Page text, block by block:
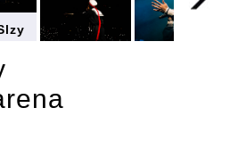
LIVE: Slzy